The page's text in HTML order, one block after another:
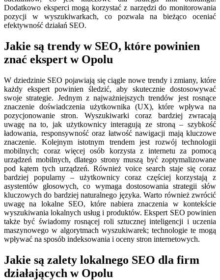
Dodatkowo eksperci mogą korzystać z narzędzi do monitorowania
pozycji w wyszukiwarkach, co pozwala na bieżąco oceniać
efektywność działań SEO.
Jakie są trendy w SEO, które powinien
znać ekspert w Opolu
W dziedzinie SEO pojawiają się ciągle nowe trendy i zmiany, które
każdy ekspert powinien śledzić, aby skutecznie dostosowywać
swoje strategie. Jednym z najważniejszych trendów jest rosnące
znaczenie doświadczenia użytkownika (UX), które wpływa na
pozycjonowanie stron. Wyszukiwarki coraz bardziej zwracają
uwagę na to, jak użytkownicy interagują ze stroną – szybkość
ładowania, responsywność oraz łatwość nawigacji mają kluczowe
znaczenie. Kolejnym istotnym trendem jest rozwój technologii
mobilnych; coraz więcej osób korzysta z internetu za pomocą
urządzeń mobilnych, dlatego strony muszą być zoptymalizowane
pod kątem tych urządzeń. Również voice search staje się coraz
bardziej popularny – użytkownicy coraz częściej korzystają z
asystentów głosowych, co wymaga dostosowania strategii słów
kluczowych do bardziej naturalnego języka. Warto również zwrócić
uwagę na lokalne SEO, które nabiera znaczenia w kontekście
wyszukiwania lokalnych usług i produktów. Ekspert SEO powinien
także być świadomy rosnącej roli sztucznej inteligencji i uczenia
maszynowego w algorytmach wyszukiwarek; technologie te mogą
wpływać na sposób indeksowania i oceny stron internetowych.
Jakie są zalety lokalnego SEO dla firm
działających w Opolu